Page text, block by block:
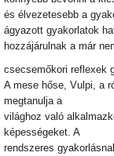
és élvezetesebb a
ágyazott gyakorlatok
hozzájárulnak a már
csecsemőkori reflexek
A mese hőse, Vulpi, a
megtanulja a
világhoz való
képességeket. A
rendszeres